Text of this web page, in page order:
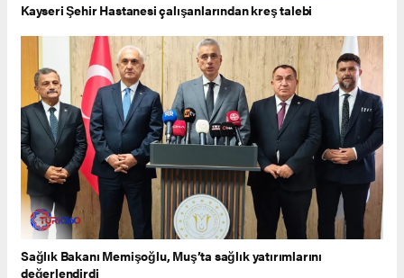
Kayseri Şehir Hastanesi çalışanlarından kreş talebi
Sağlık Bakanı Memişoğlu, Muş’ta sağlık yatırımlarını
değerlendirdi